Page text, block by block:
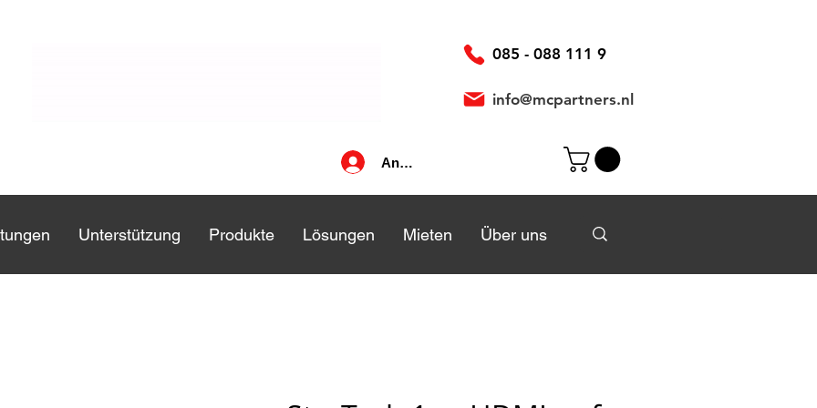
Anmelden
085 - 088 111 9
info@mcpartners.nl
Unterstützung Produkte Lösungen Mieten Über uns
Unterstützung Produkte Lösungen Mieten Über uns